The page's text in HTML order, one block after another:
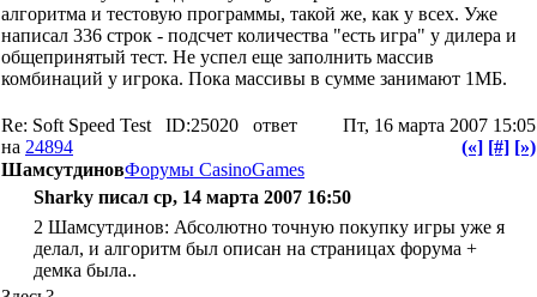
алгоритма и тестовую программы, такой же, как у всех. Уже
написал 336 строк - подсчет количества "есть игра" у дилера и
общепринятый тест. Не успел еще заполнить массив
комбинаций у игрока. Пока массивы в сумме занимают 1МБ.
Re: Soft Speed Test ID:25020 ответ
на 24894
Пт, 16 марта 2007 15:05
(«] [#] [»)
ШамсутдиновФорумы CasinoGames
Sharky писал ср, 14 марта 2007 16:50
2 Шамсутдинов: Абсолютно точную покупку игры уже я
делал, и алгоритм был описан на страницах форума +
демка была..